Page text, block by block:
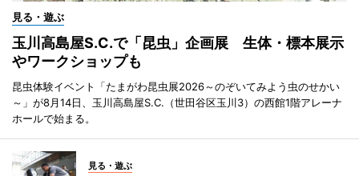
見る・遊ぶ
玉川高島屋S.C.で「昆虫」企画展 生体・標本展示
やワークショップも
昆虫体験イベント「たまがわ昆虫展2026～のぞいてみよう虫のせかい
～」が8月14日、玉川高島屋S.C.（世田谷区玉川3）の西館1階アレーナ
ホールで始まる。
見る・遊ぶ